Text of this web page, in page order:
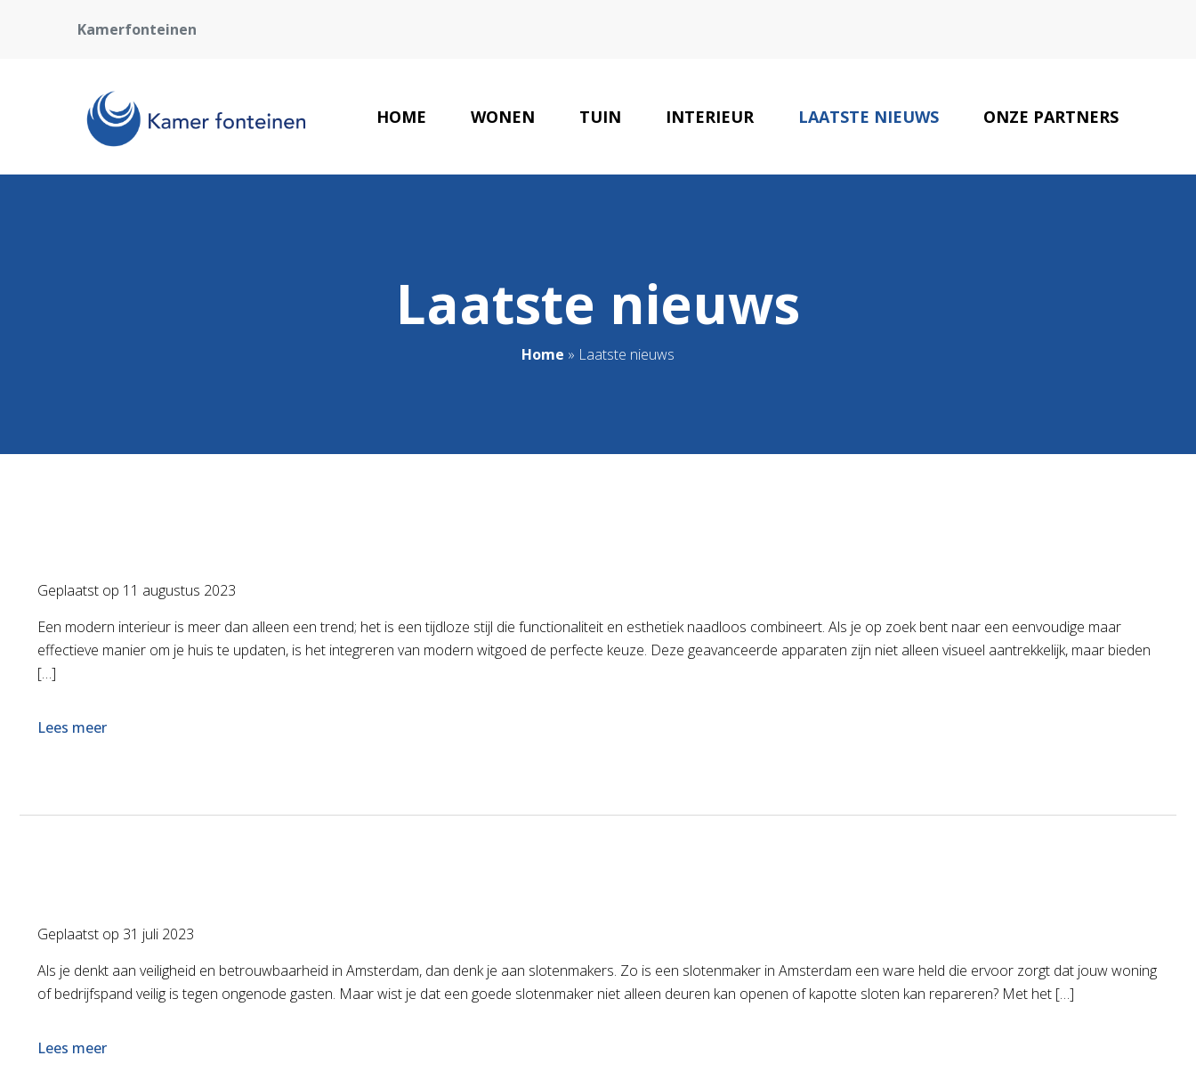
Kamerfonteinen
HOME WONEN TUIN INTERIEUR LAATSTE NIEUWS ONZE PARTNERS
Laatste nieuws
Home » Laatste nieuws
Geplaatst op 11 augustus 2023
Een modern interieur is meer dan alleen een trend; het is een tijdloze stijl die functionaliteit en esthetiek naadloos combineert. Als je op zoek bent naar een eenvoudige maar
effectieve manier om je huis te updaten, is het integreren van modern witgoed de perfecte keuze. Deze geavanceerde apparaten zijn niet alleen visueel aantrekkelijk, maar bieden
[…]
Lees meer
Geplaatst op 31 juli 2023
Als je denkt aan veiligheid en betrouwbaarheid in Amsterdam, dan denk je aan slotenmakers. Zo is een slotenmaker in Amsterdam een ware held die ervoor zorgt dat jouw woning
of bedrijfspand veilig is tegen ongenode gasten. Maar wist je dat een goede slotenmaker niet alleen deuren kan openen of kapotte sloten kan repareren? Met het […]
Lees meer